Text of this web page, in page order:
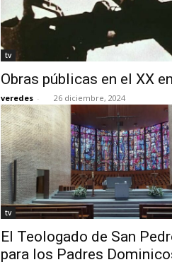
tv
Obras públicas en el XX
veredes - 26 diciembre, 2024
tv
El Teologado de San
para los Padres